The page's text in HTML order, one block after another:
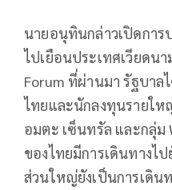
นายอนุทินกล่าวเปิดการ
ไปเยือนประเทศเวียดนา
Forum ที่ผ่านมา รัฐบา
ไทยและนักลงทุนรายให
อมตะ เซ็นทรัล และกลุ่ม
ของไทยมีการเดินทางไ
ส่วนใหญ่ยังเป็นการเดิน